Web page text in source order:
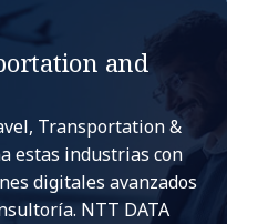
and
Transportation &
estas industrias con
digitales avanzados
NTT DATA